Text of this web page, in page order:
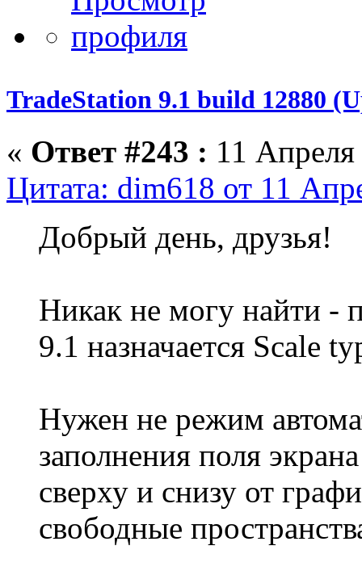
TradeStation 9.1 build 12880
« Ответ #243 : 11
Цитата: dim618 от 11
Добрый день, друзья!
Никак не могу найти -
9.1 назначается Scale
Нужен не режим
заполнения поля
сверху и снизу от
свободные